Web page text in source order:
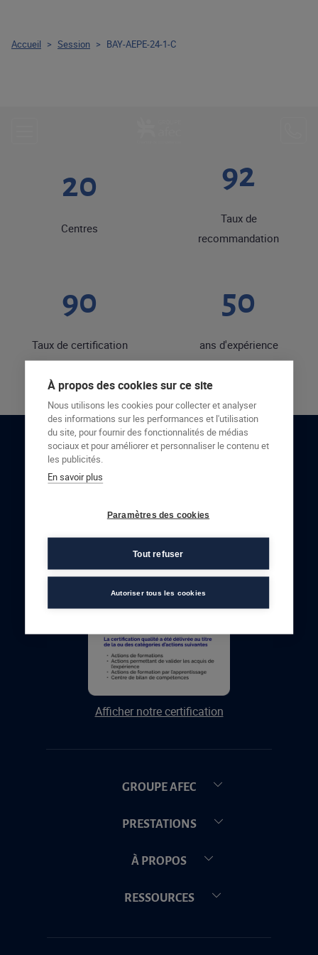
20
Centres
92
Taux de
recommandation
90
Taux de certification
50
ans d'expérience
RESTONS EN CONTACT
Afficher notre certification
GROUPE AFEC
PRESTATIONS
À PROPOS
RESSOURCES
Accueil > Session > BAY-AEPE-24-1-C
À propos des cookies sur ce site
Nous utilisons les cookies pour collecter et analyser
des informations sur les performances et l'utilisation
du site, pour fournir des fonctionnalités de médias
sociaux et pour améliorer et personnaliser le contenu et
les publicités.
En savoir plus
Paramètres des cookies
Tout refuser
Autoriser tous les cookies